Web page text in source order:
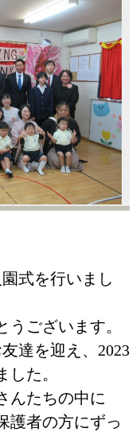
式を行いまし
うございます。
達を迎え、2023
た。
んたちの中に
護者の方にずっ